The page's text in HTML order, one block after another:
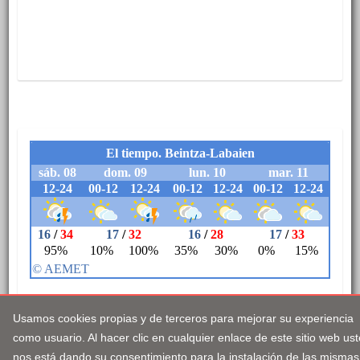
Usamos cookies propias y de terceros para mejorar su experiencia
como usuario. Al hacer clic en cualquier enlace de este sitio web
nos está dando su consentimiento para la instalación de las mismas